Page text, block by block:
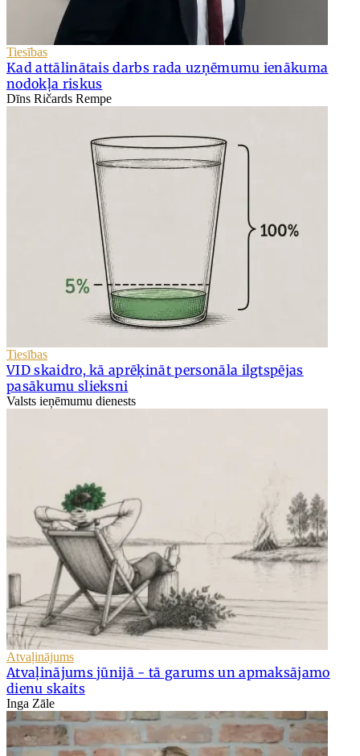
Tiesības
Kad attālinātais darbs rada uzņēmumu ienākuma
nodokļa riskus
Dīns Ričards Rempe
Tiesības
VID skaidro, kā aprēķināt personāla ilgtspējas
pasākumu slieksni
Valsts ieņēmumu dienests
Atvaļinājums
Atvaļinājums jūnijā - tā garums un apmaksājamo
dienu skaits
Inga Zāle